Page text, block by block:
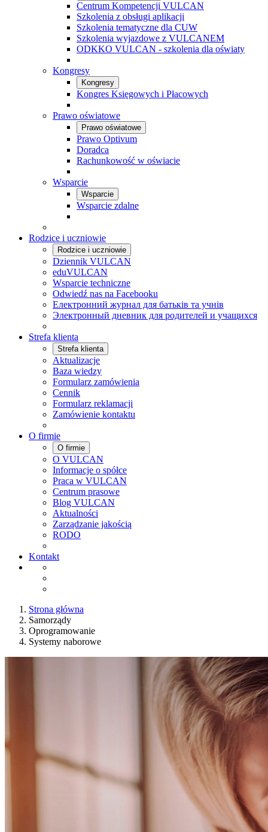
Centrum Kompetencji VULCAN
Szkolenia z obsługi aplikacji
Szkolenia tematyczne dla CUW
Szkolenia wyjazdowe z VULCANEM
ODKKO VULCAN - szkolenia dla oświaty
Kongresy
Kongresy
Kongres Księgowych i Płacowych
Prawo oświatowe
Prawo oświatowe
Prawo Optivum
Doradca
Rachunkowość w oświacie
Wsparcie
Wsparcie
Wsparcie zdalne
Rodzice i uczniowie
Rodzice i uczniowie
Dziennik VULCAN
eduVULCAN
Wsparcie techniczne
Odwiedź nas na Facebooku
Електронний журнал для батьків та учнів
Электронный дневник для родителей и учащихся
Strefa klienta
Strefa klienta
Aktualizacje
Baza wiedzy
Formularz zamówienia
Cennik
Formularz reklamacji
Zamówienie kontaktu
O firmie
O firmie
O VULCAN
Informacje o spółce
Praca w VULCAN
Centrum prasowe
Blog VULCAN
Aktualności
Zarządzanie jakością
RODO
Kontakt
Strona główna
Samorządy
Oprogramowanie
Systemy naborowe